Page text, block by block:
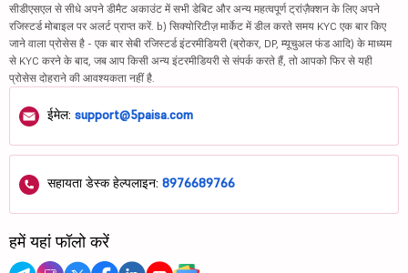
सीडीएसएल से सीधे अपने डीमैट अकाउंट में सभी डेबिट और अन्य महत्वपूर्ण ट्रांज़ैक्शन के लिए अपने
रजिस्टर्ड मोबाइल पर अलर्ट प्राप्त करें. b) सिक्योरिटीज़ मार्केट में डील करते समय KYC एक बार किए
जाने वाला प्रोसेस है - एक बार सेबी रजिस्टर्ड इंटरमीडियरी (ब्रोकर, DP, म्यूचुअल फंड आदि) के माध्यम
से KYC करने के बाद, जब आप किसी अन्य इंटरमीडियरी से संपर्क करते हैं, तो आपको फिर से यही
प्रोसेस दोहराने की आवश्यकता नहीं है.
ईमेल: support@5paisa.com
सहायता डेस्क हेल्पलाइन: 8976689766
हमें यहां फॉलो करें